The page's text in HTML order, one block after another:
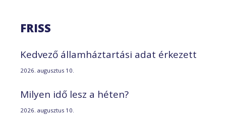
FRISS
Kedvező államháztartási adat érkezett
2026. augusztus 10.
Milyen idő lesz a héten?
2026. augusztus 10.